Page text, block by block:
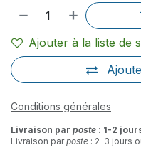
Ajouter à la liste de
Conditions générales
Livraison par poste : 1-2
Livraison parposte : 2-3 jours